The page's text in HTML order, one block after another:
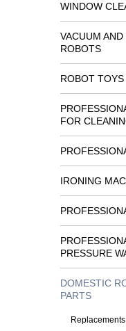
WINDOW
VACUUM
ROBOTS
ROBOT TOYS
FOR
IRONING
PRESSURE
DOMESTIC
PARTS
Replacements